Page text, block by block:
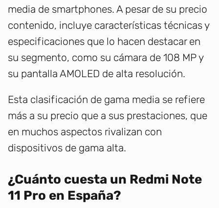
media de smartphones. A pesar de su precio
contenido, incluye características técnicas y
especificaciones que lo hacen destacar en
su segmento, como su cámara de 108 MP y
su pantalla AMOLED de alta resolución.
Esta clasificación de gama media se refiere
más a su precio que a sus prestaciones, que
en muchos aspectos rivalizan con
dispositivos de gama alta.
¿Cuánto cuesta un Redmi Note
11 Pro en España?